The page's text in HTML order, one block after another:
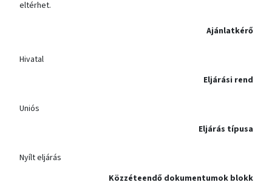
eltérhet.
Ajánlatkérő
Hivatal
Eljárási rend
Uniós
Eljárás típusa
Nyílt eljárás
Közzéteendő dokumentumok blokk